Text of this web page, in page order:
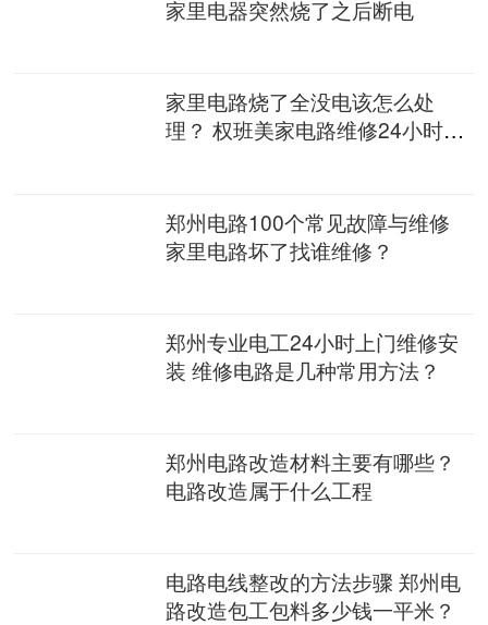
家里电器突然烧了之后断电
家里电路烧了全没电该怎么处
理？ 权班美家电路维修24小时上
郑州电路100个常见故障与维修
家里电路坏了找谁维修？
郑州专业电工24小时上门维修安
装 维修电路是几种常用方法？
郑州电路改造材料主要有哪些？
电路改造属于什么工程
电路电线整改的方法步骤 郑州电
路改造包工包料多少钱一平米？